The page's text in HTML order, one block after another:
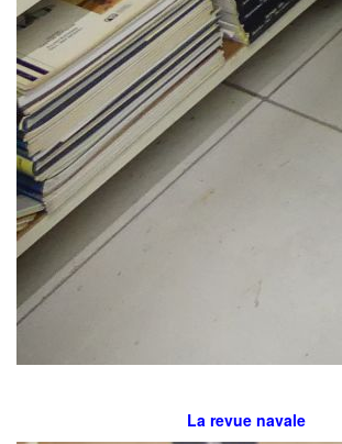
La revue navale